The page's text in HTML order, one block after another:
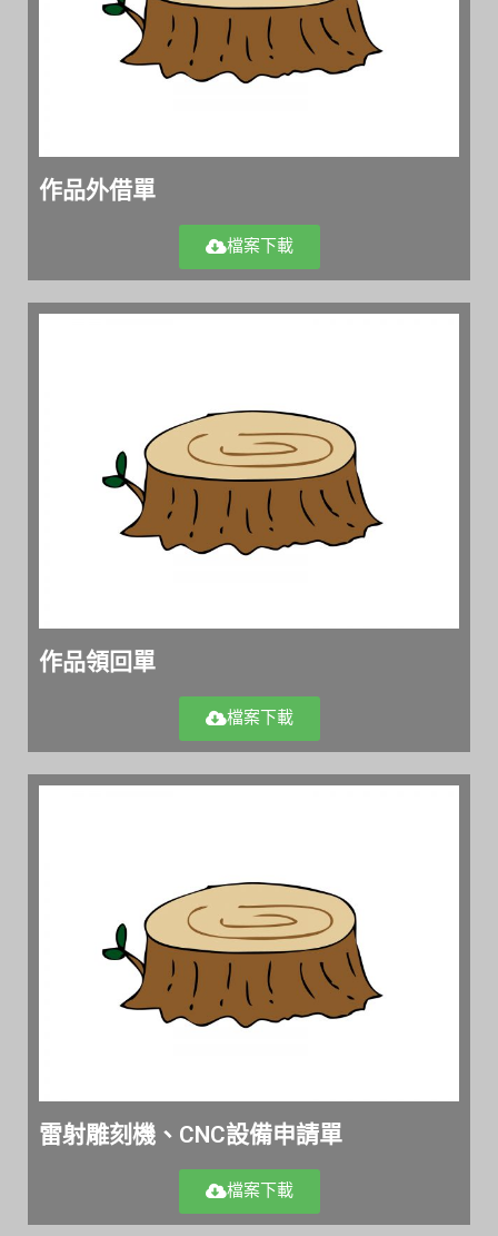
作品外借單
檔案下載
作品領回單
檔案下載
雷射雕刻機、CNC設備申請單
檔案下載